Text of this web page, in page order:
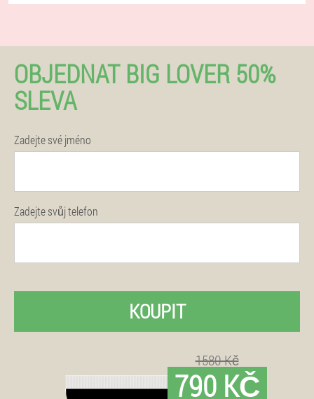
OBJEDNAT BIG LOVER 50%
SLEVA
Zadejte své jméno
Zadejte svůj telefon
KOUPIT
1580 Kč
790 KČ